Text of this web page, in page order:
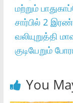
மற்றும்
சார்பில் 2
வலியுறுத்தி
குடியேறும்
You